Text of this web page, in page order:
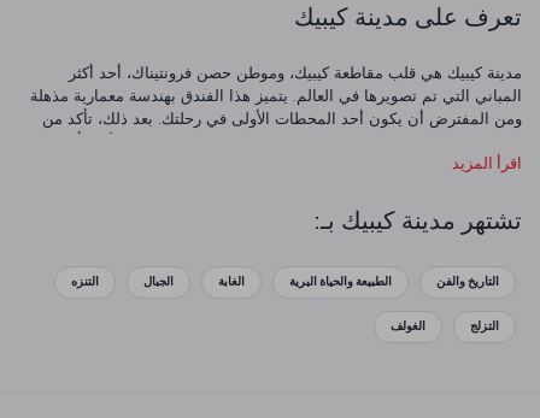
تعرف على مدينة كيبيك
مدينة كيبيك هي قلب مقاطعة كيبيك، وموطن حصن فرونتيناك، أحد أكثر
المباني التي تم تصويرها في العالم. يتميز هذا الفندق بهندسة معمارية مذهلة
ومن المفترض أن يكون أحد المحطات الأولى في رحلتك. بعد ذلك، تأكد من
عشاق الفن من التوقف عند المتحف الوطني للفنون الجميلة في كيبيك.
لا تنسى تخصيص وقت لمدينة إيل دورليان ومنتزه مونتمورنسي المذهل، الذي
يضم شلالا أكبر من شلالات نياجرا.
اقرأ المزيد
تشتهر مدينة كيبيك بـ:
التاريخ والفن الطبيعة والحياة البرية الغابة الجبال التنزه
التزلج الغولف